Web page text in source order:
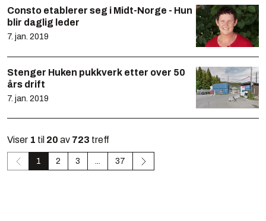
Consto etablerer seg i Midt-Norge - Hun
blir daglig leder
7. jan. 2019
Stenger Huken pukkverk etter over 50
års drift
7. jan. 2019
Viser 1 til 20 av 723 treff
1 2 3 ... 37